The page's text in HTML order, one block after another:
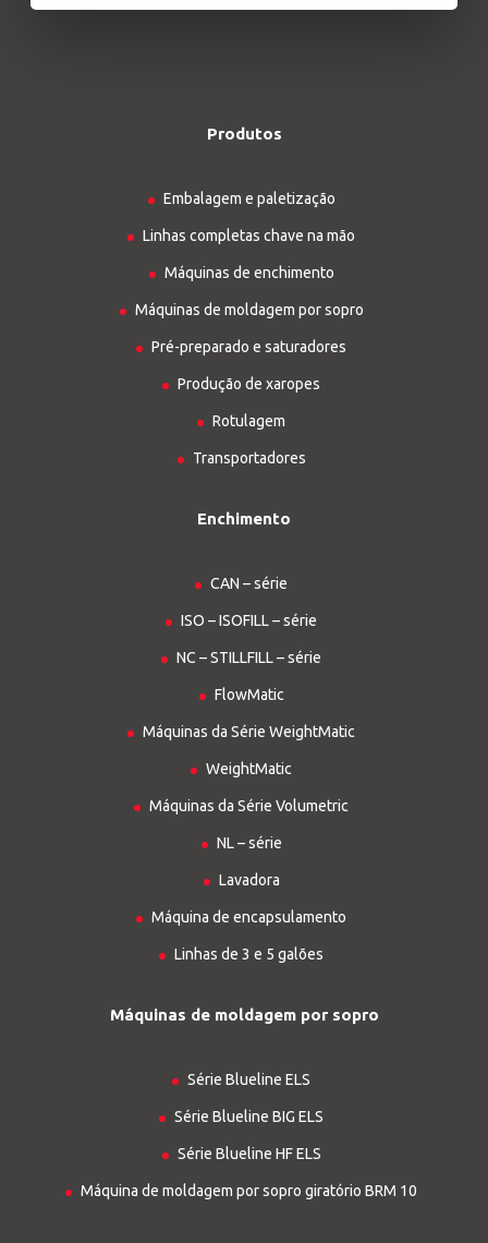
Produtos
Embalagem e paletização
Linhas completas chave na mão
Máquinas de enchimento
Máquinas de moldagem por sopro
Pré-preparado e saturadores
Produção de xaropes
Rotulagem
Transportadores
Enchimento
CAN – série
ISO – ISOFILL – série
NC – STILLFILL – série
FlowMatic
Máquinas da Série WeightMatic
WeightMatic
Máquinas da Série Volumetric
NL – série
Lavadora
Máquina de encapsulamento
Linhas de 3 e 5 galões
Máquinas de moldagem por sopro
Série Blueline ELS
Série Blueline BIG ELS
Série Blueline HF ELS
Máquina de moldagem por sopro giratório BRM 10